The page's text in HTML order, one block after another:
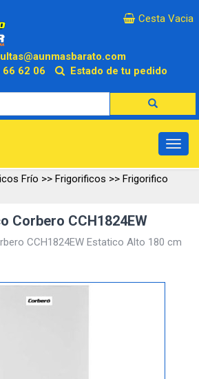
×
Cesta Vacia
66 62 06 Estado de tu pedido
Frío >> Frigorificos >> Frigorifico
Corbero CCH1824EW
CCH1824EW Estatico Alto 180 cm